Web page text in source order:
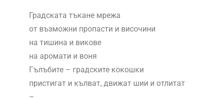
Градската тъкане мрежа
от възможни пропасти и височини
на тишина и викове
на аромати и воня
Гълъбите – градските кокошки
пристигат и кълват, движат шии и отлитат
–